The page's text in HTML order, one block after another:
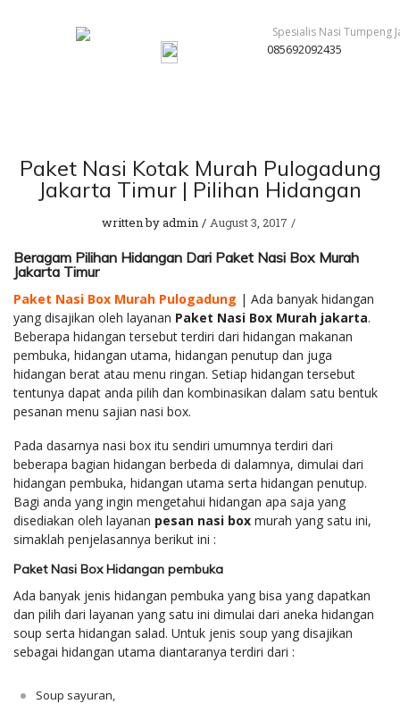
085692092435
Paket Nasi Kotak Murah Pulogadung
Jakarta Timur | Pilihan Hidangan
written byadmin August 3, 2017
Beragam Pilihan Hidangan Dari Paket Nasi Box Murah
Jakarta Timur
Paket Nasi Box Murah Pulogadung | Ada banyak hidangan
yang disajikan oleh layanan Paket Nasi Box Murah jakarta.
Beberapa hidangan tersebut terdiri dari hidangan makanan
pembuka, hidangan utama, hidangan penutup dan juga
hidangan berat atau menu ringan. Setiap hidangan tersebut
tentunya dapat anda pilih dan kombinasikan dalam satu bentuk
pesanan menu sajian nasi box.
Pada dasarnya nasi box itu sendiri umumnya terdiri dari
beberapa bagian hidangan berbeda di dalamnya, dimulai dari
hidangan pembuka, hidangan utama serta hidangan penutup.
Bagi anda yang ingin mengetahui hidangan apa saja yang
disediakan oleh layanan pesan nasi box murah yang satu ini,
simaklah penjelasannya berikut ini :
Paket Nasi Box Hidangan pembuka
Ada banyak jenis hidangan pembuka yang bisa yang dapatkan
dan pilih dari layanan yang satu ini dimulai dari aneka hidangan
soup serta hidangan salad. Untuk jenis soup yang disajikan
sebagai hidangan utama diantaranya terdiri dari :
Soup sayuran,